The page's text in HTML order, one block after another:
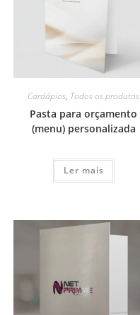
Cardápios, Todos os produtos
Pasta para orçamento
(menu) personalizada
Ler mais